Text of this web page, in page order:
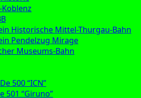
Koblenz
Historische Mittel-Thurgau-Bahn
Pendelzug Mirage
Museums-Bahn
500 “ICN”
501 “Giruno”